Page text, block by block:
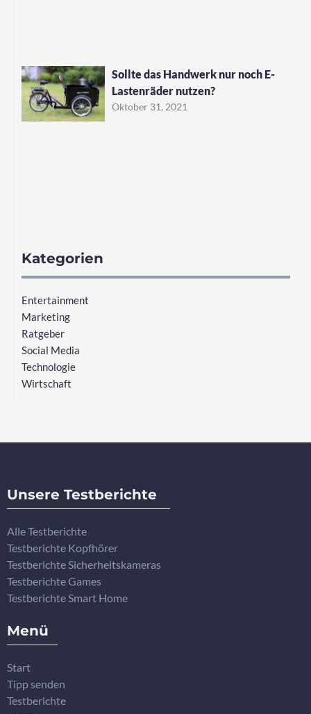
Sollte das Handwerk nur noch E-
Lastenräder nutzen?
Oktober 31, 2021
Kategorien
Entertainment
Marketing
Ratgeber
Social Media
Technologie
Wirtschaft
Unsere Testberichte
Alle Testberichte
Testberichte Kopfhörer
Testberichte Sicherheitskameras
Testberichte Games
Testberichte Smart Home
Menü
Start
Tipp senden
Testberichte